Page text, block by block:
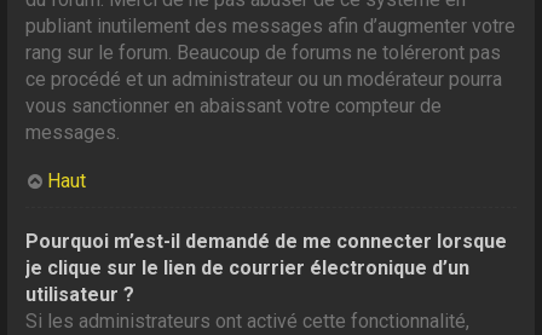
publiant inutilement des messages afin d’augmenter votre
rang sur le forum. Beaucoup de forums ne toléreront pas
ce procédé et un administrateur ou un modérateur pourra
vous sanctionner en abaissant votre compteur de
messages.
Haut
Pourquoi m’est-il demandé de me connecter lorsque
je clique sur le lien de courrier électronique d’un
utilisateur ?
Si les administrateurs ont activé cette fonctionnalité,